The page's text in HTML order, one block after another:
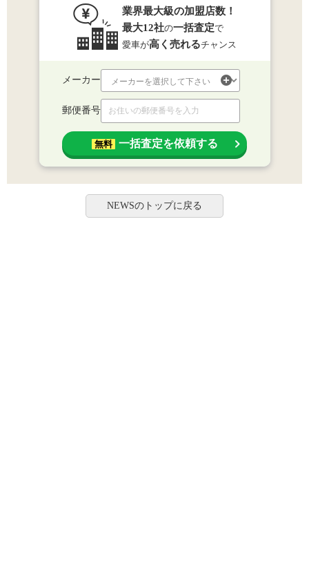
業界最大級の加盟店数！
最大12社の一括査定で
愛車が高く売れるチャンス
メーカー
郵便番号
無料 一括査定を依頼する
NEWSのトップに戻る